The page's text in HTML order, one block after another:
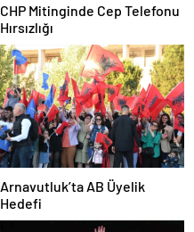
CHP Mitinginde Cep Telefonu
Hırsızlığı
Arnavutluk’ta AB Üyelik
Hedefi